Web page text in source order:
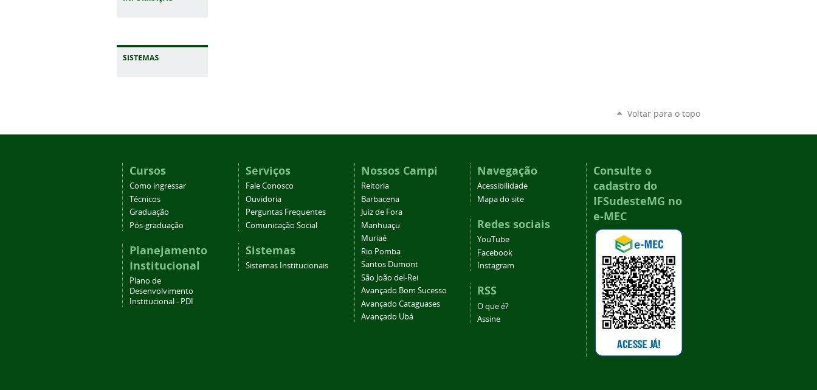
Voltar para o topo
Cursos
Como ingressar
Técnicos
Graduação
Pós-graduação
Planejamento
Institucional
Plano de
Desenvolvimento
Institucional - PDI
Serviços
Fale Conosco
Ouvidoria
Perguntas Frequentes
Comunicação Social
Sistemas
Sistemas Institucionais
Nossos Campi
Reitoria
Barbacena
Juiz de Fora
Manhuaçu
Muriaé
Rio Pomba
Santos Dumont
São João del-Rei
Avançado Bom Sucesso
Avançado Cataguases
Avançado Ubá
Navegação
Acessibilidade
Mapa do site
Redes sociais
YouTube
Facebook
Instagram
RSS
O que é?
Assine
Consulte o
cadastro do
IFSudesteMG no
e-MEC